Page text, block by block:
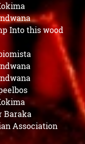
Into this wood
Baraka
Association